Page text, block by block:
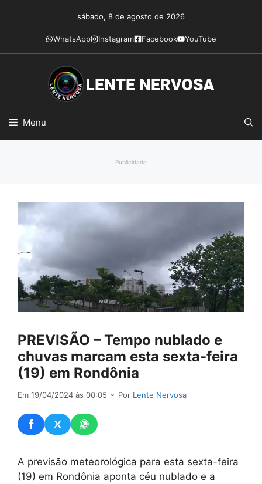
conteúdo
sábado, 8 de agosto de 2026
WhatsApp Instagram Facebook YouTube
Menu
Publicidade
PREVISÃO – Tempo nublado e
chuvas marcam esta sexta-feira
(19) em Rondônia
Em 19/04/2024 às 00:05 ⚬ Por Lente Nervosa
A previsão meteorológica para esta sexta-feira
(19) em Rondônia aponta céu nublado e a